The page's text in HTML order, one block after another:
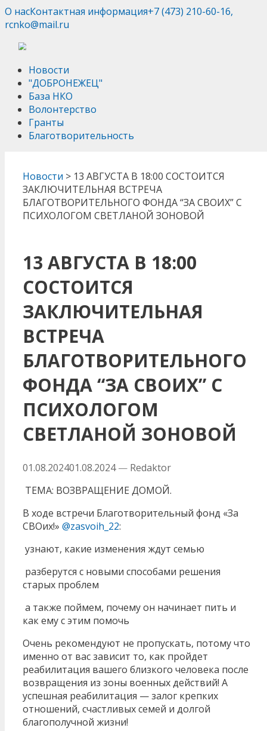
О насКонтактная информация+7 (473) 210-60-16,
rcnko@mail.ru
Новости
"ДОБРОНЕЖЕЦ"
База НКО
Волонтерство
Гранты
Благотворительность
Новости > 13 АВГУСТА В 18:00 СОСТОИТСЯ
ЗАКЛЮЧИТЕЛЬНАЯ ВСТРЕЧА
БЛАГОТВОРИТЕЛЬНОГО ФОНДА “ЗА СВОИХ” С
ПСИХОЛОГОМ СВЕТЛАНОЙ ЗОНОВОЙ
13 АВГУСТА В 18:00
СОСТОИТСЯ
ЗАКЛЮЧИТЕЛЬНАЯ
ВСТРЕЧА
БЛАГОТВОРИТЕЛЬНОГО
ФОНДА “ЗА СВОИХ” С
ПСИХОЛОГОМ
СВЕТЛАНОЙ ЗОНОВОЙ
01.08.202401.08.2024 — Redaktor
ТЕМА: ВОЗВРАЩЕНИЕ ДОМОЙ.
В ходе встречи Благотворительный фонд «За
СВОих!» @zasvoih_22:
узнают, какие изменения ждут семью
разберутся с новыми способами решения
старых проблем
а также поймем, почему он начинает пить и
как ему с этим помочь
Очень рекомендуют не пропускать, потому что
именно от вас зависит то, как пройдет
реабилитация вашего близкого человека после
возвращения из зоны военных действий! А
успешная реабилитация — залог крепких
отношений, счастливых семей и долгой
благополучной жизни!